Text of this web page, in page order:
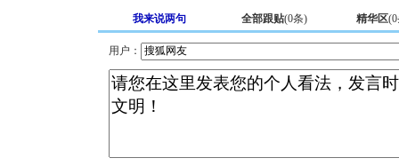
我来说两句 全部跟贴(0条) 精华区(0
用户：